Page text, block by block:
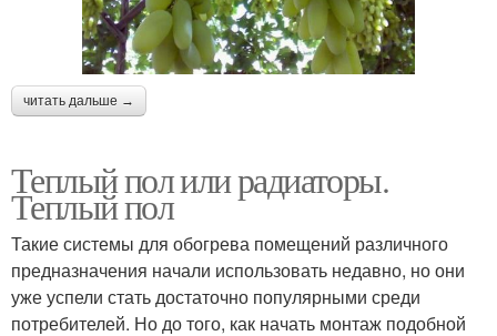
читать дальше →
Теплый пол или радиаторы.
Теплый пол
Такие системы для обогрева помещений различного
предназначения начали использовать недавно, но они
уже успели стать достаточно популярными среди
потребителей. Но до того, как начать монтаж подобной